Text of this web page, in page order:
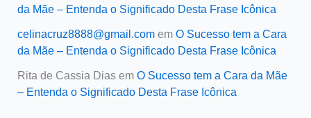
da Mãe – Entenda o Significado Desta Frase Icônica
celinacruz8888@gmail.comem O Sucesso tem a Cara
da Mãe – Entenda o Significado Desta Frase Icônica
Rita de Cassia Diasem O Sucesso tem a Cara da Mãe
– Entenda o Significado Desta Frase Icônica